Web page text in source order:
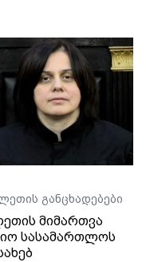
განცხადებები
მიმართვა
სასამართლოს